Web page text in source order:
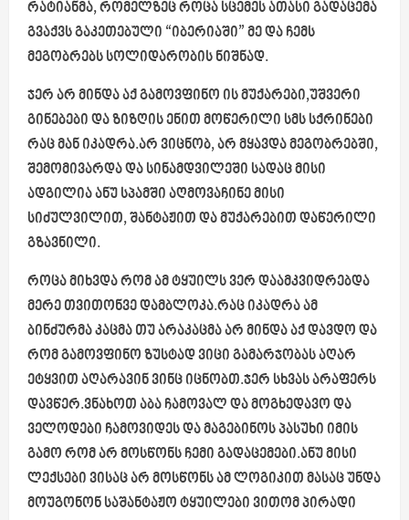
რატიანმა, რომელზეც როცა სცემეს ათასი გადაცემა
გვაქვს გაკეთებული “იბერიაში” მე და ჩემს
მეგობრებს სოლიდარობის ნიშნად.
ჯერ არ მინდა აქ გამოვფინო ის მუქარები,უშვერი
გინებები და ზიზღის ენით მოწერილი სმს სქრინები
რაც მან იკადრა.არ ვიცნობ, არ მყავდა მეგობრებში,
შემომივარდა და სინამდვილეში სადაც მისი
ადგილია ანუ სპამში აღმოვაჩინე მისი
სიძულვილით, შანტაჟით და მუქარებით დაწერილი
გზავნილი.
როცა მიხვდა რომ ამ ტყუილს ვერ დაამკვიდრებდა
მერე თვითონვე დამბლოკა.რაც იკადრა ამ
ბინძურმა კაცმა თუ არაკაცმა არ მინდა აქ დავდო და
რომ გამოვფინო ზუსტად ვიცი გამარჯობას აღარ
ეტყვით აღარავინ ვინც იცნობთ.ჯერ სხვას არაფერს
დავწერ.ვნახოთ აბა ჩამოვალ და მოგხედავო და
ველოდები ჩამოვიდეს და მაგებინოს პასუხი იმის
გამო რომ არ მოსწონს ჩემი გადაცემები.ანუ მისი
ლექსები ვისაც არ მოსწონს ამ ლოგიკით მასაც უნდა
მოუგონონ საშანტაჟო ტყუილები ვითომ პირადი